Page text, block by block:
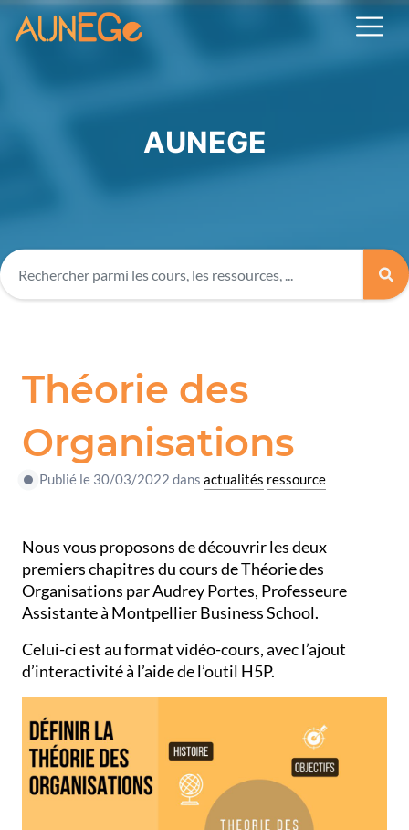
AUNEGE
Théorie des
Organisations
Publié le 30/03/2022 dansactualités ressource
Nous vous proposons de découvrir les deux
premiers chapitres du cours de Théorie des
Organisations par Audrey Portes, Professeure
Assistante à Montpellier Business School.
Celui-ci est au format vidéo-cours, avec l’ajout
d’interactivité à l’aide de l’outil H5P.